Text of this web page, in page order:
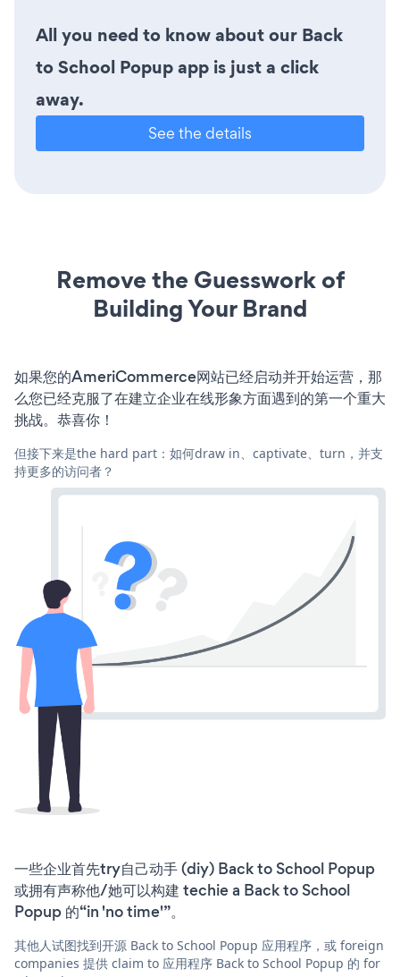
All you need to know about our Back
to School Popup app is just a click
away.
See the details
Remove the Guesswork of
Building Your Brand
如果您的AmeriCommerce网站已经启动并开始运营，那
么您已经克服了在建立企业在线形象方面遇到的第一个重大
挑战。恭喜你！
但接下来是the hard part：如何draw in、captivate、turn，并支
持更多的访问者？
一些企业首先try自己动手 (diy) Back to School Popup
或拥有声称他/她可以构建 techie a Back to School
Popup 的“in 'no time'”。
其他人试图找到开源 Back to School Popup 应用程序，或 foreign
companies 提供 claim to 应用程序 Back to School Popup 的 for